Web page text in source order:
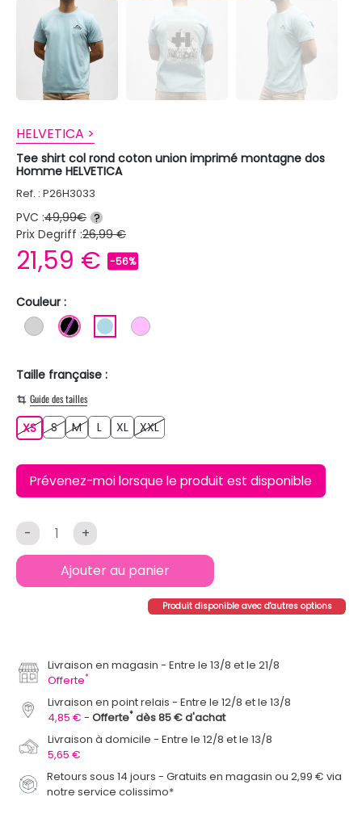
HELVETICA >
Tee shirt col rond coton union imprimé montagne dos
Homme HELVETICA
Ref. : P26H3033
PVC :49,99€ ?
Prix Degriff :26,99 €
21,59 € -56%
Couleur :
GRIS CLAIR
NOIR BLEU CLAIRROSE CLAIR
Taille française :
Guide des tailles
XSXSSS MM L XL XXLXXL
Prévenez-moi lorsque le produit est disponible
- +
Ajouter au panier
Produit disponible avec d'autres options
Livraison en magasin
Entre le 13/8 et le 21/8
Offerte*
Livraison en point relais
Entre le 12/8 et le 13/8
4,85 €
Offerte* dès 85 € d'achat
Livraison à domicile
Entre le 12/8 et le 13/8
5,65 €
Retours sous 14 jours - Gratuits en magasin ou 2,99 € via
notre service colissimo*